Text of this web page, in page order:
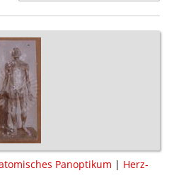
Panoptikum | Herz-